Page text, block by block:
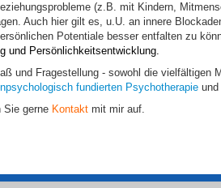
(z.B. mit Kindern,
Auch hier gilt es, u.U. an innere
Potentiale besser entfalten zu
und Persönlichkeitsentwicklung.
und Fragestellung - sowohl die vielfältigen
fundierten Psychotherapie und
Sie gerne Kontakt mit mir auf.